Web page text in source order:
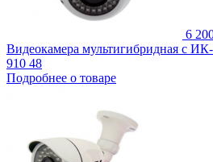
6
Видеокамера мультигибридная с
910 48
Подробнее о товаре